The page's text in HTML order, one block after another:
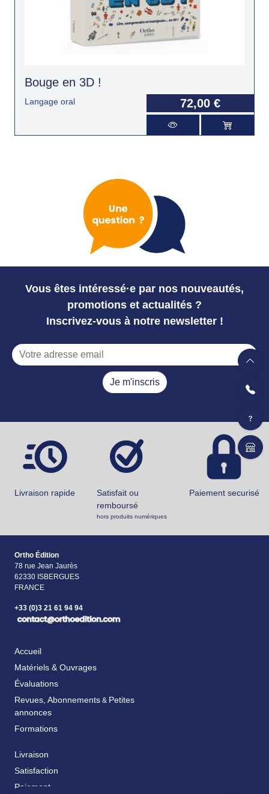
Bouge en 3D !
Langage oral 72,00 €
Vous êtes intéressé·e par nos nouveautés,
promotions et actualités ?
Inscrivez-vous à notre newsletter !
Je m'inscris
Livraison rapide
Satisfait ou
remboursé
hors produits numériques
Paiement securisé
Ortho Édition
78 rue Jean Jaurès
62330 ISBERGUES
FRANCE
+33 (0)3 21 61 94 94
Accueil
Matériels & Ouvrages
Évaluations
Revues, Abonnements & Petites
annonces
Formations
Livraison
Satisfaction
Paiement